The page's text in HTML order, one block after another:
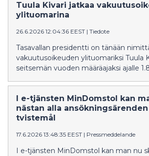
Tuula Kivari jatkaa
ylituomarina
26.6.2026 12:04:36 EEST | Tiedote
Tasavallan presidentti on tänään
vakuutusoikeuden ylituomariksi Tuula
seitsemän vuoden määräajaksi ajalle
I e-tjänsten MinDomstol kan
nästan alla
tvistemål
17.6.2026 13:48:35 EEST | Pressmeddelande
I e-tjänsten MinDomstol kan man nu